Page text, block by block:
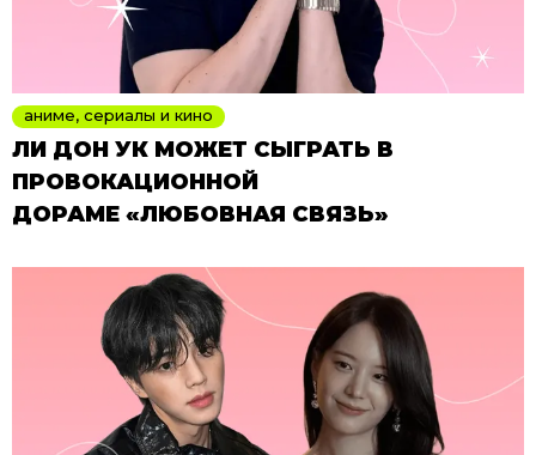
аниме, сериалы и кино
ЛИ ДОН УК МОЖЕТ СЫГРАТЬ В
ПРОВОКАЦИОННОЙ
ДОРАМЕ «ЛЮБОВНАЯ СВЯЗЬ»